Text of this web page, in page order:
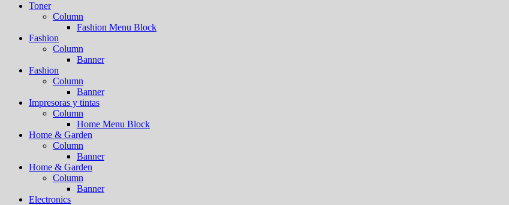
Toner
Column
Fashion Menu Block
Fashion
Column
Banner
Fashion
Column
Banner
Impresoras y tintas
Column
Home Menu Block
Home & Garden
Column
Banner
Home & Garden
Column
Banner
Electronics